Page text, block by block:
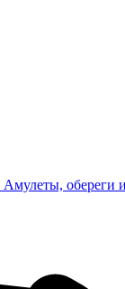
Амулеты, обереги